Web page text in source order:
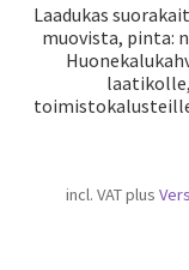
Laadukas
muovista, pinta:
incl. VATplus